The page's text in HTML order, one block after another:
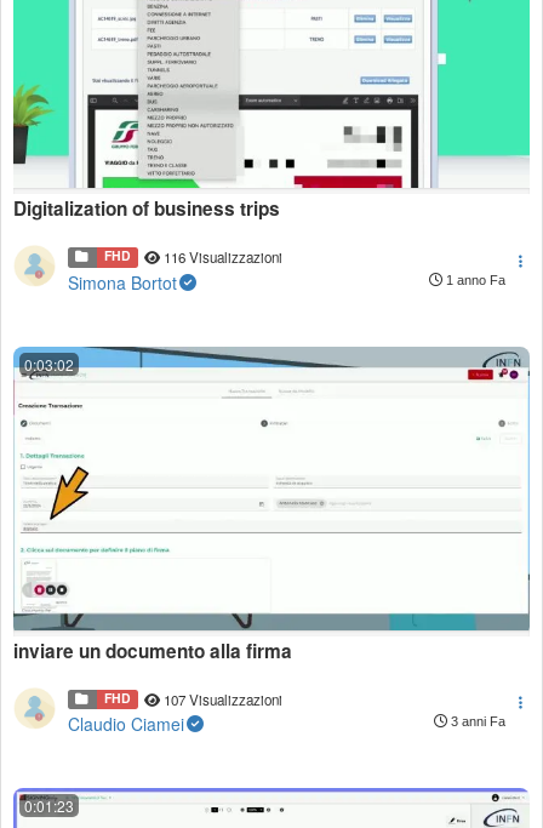
Digitalization of business trips
FHD 116 Visualizzazioni
Simona Bortot 1 anno Fa
0:03:02
inviare un documento alla firma
FHD 107 Visualizzazioni
Claudio Ciamei 3 anni Fa
0:01:23